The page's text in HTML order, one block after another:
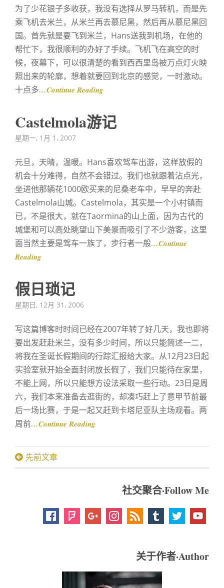
为了少花银子多收获，我没有选择从罗马转机，而是先
乘飞机去米兰，从米兰再去慕尼黑，然后再从慕尼黑回
国。首先就是要飞到米兰，Hans送我到机场，在他的
帮忙下，我很顺利的办好了手续。飞机飞在高空的时
候，夜幕下，可以很清楚的看到西西里岛被万点灯火映
照出来的轮廓，想着就要回到北京的感觉，一时激动。
十点多…Continue Reading
Castelmola游记
Posted
星期一, 1月 1, 2007
元旦，天晴，温暖。Hans喜欢驾车出游，这样放假的
机会十分难得，自然不会错过。我们也就跟着沾点光，
坐进他那辆花1000欧买来的尼桑老车中，早早的奔赴
Castelmola山城。Castelmola，其实是一个小村镇而
已，不是很大，就在Taormina的山上面，因为古代的
城堡和可以高处眺望山下美景而吸引了不少游客，这里
面当然主要是驾车一族了，步行者一般…Continue
Reading
假日琐记
Posted
星期日, 12月 31, 2006
写这篇博客时时间已经在2007年转了好几天，我也即将
要出发赶赴米兰，没有多少时间，所以只能简述一二，
将我在圣诞长假期间的行踪汇报给大家。从12月23日起
实验室就开始全面封闭放长假了，我们只能待在家里，
不能上网，所以只能想方设法采取一些行动。23日是周
六，我们本来准备去逛街的，却凑巧赶上了意甲节前最
后一场比赛，于是一起又赶到卡塔尼亚队主场观看。两
周前…Continue Reading
文
章
先前文章
社交聚合·Follow Me
关于作者·Author